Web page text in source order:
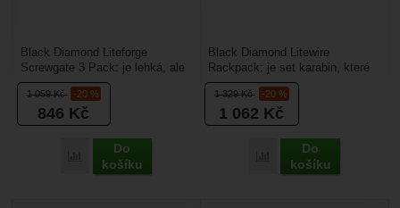
1 059Kč -20 %
846 Kč
Porovnat
Do
košíku
Black Diamond Liteforge
Screwgate 3 Pack: je lehká, ale
zároveň klasická déčková
horolezecká karabina...
1 329Kč -20 %
1 062 Kč
Porovnat
Do
košíku
Black Diamond Litewire
Rackpack: je set karabin, které
jsou barevně odlišené. Využijete
je jako pomocné...